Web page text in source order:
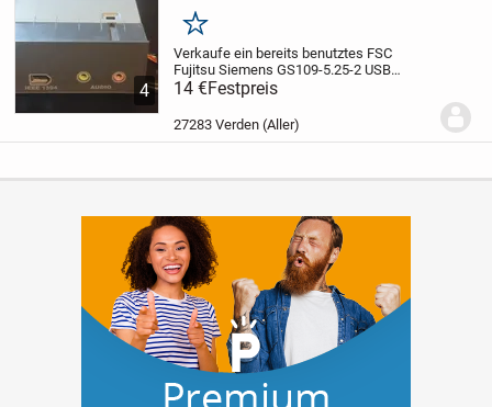
4
Merken
Verkaufe ein bereits benutztes FSC
Fujitsu Siemens GS109-5.25-2 USB
IEEE1394 FireWire Audio Mic Panel, wie
Nichtraucher Haushalt !
14 €Festpreis
27283 Verden (Aller)